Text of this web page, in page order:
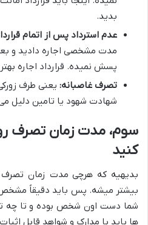
بدید.
عدم استرداد پس از اتمام
مدت مشخصی اجاره دادید و
پسش نمیده. قرارداد اجاره
تصرف غاصبانه: یعنی طرف
شهادت شهود یا تامین دلیل
سوم، مدت زمان تصرف
کنید
بدیهیه که هرچی مدت زمان تصرف
بیشتر میشه. پس باید دقیقاً
شما دست اون شخص بوده و تا چه
ها باید با مدارک و شواهد قابل